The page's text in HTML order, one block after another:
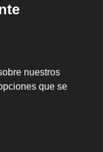
nuestros
que se